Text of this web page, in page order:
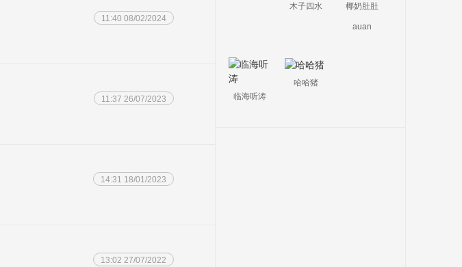
11:40 08/02/2024
11:37 26/07/2023
14:31 18/01/2023
13:02 27/07/2022
木子四水 椰奶肚肚
auan
临海听涛
哈哈猪